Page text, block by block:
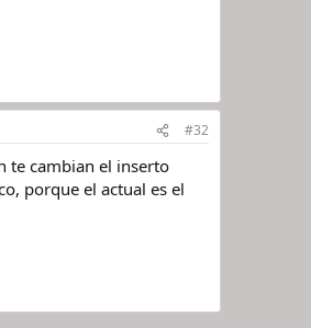
#32
te cambian el inserto
porque el actual es el